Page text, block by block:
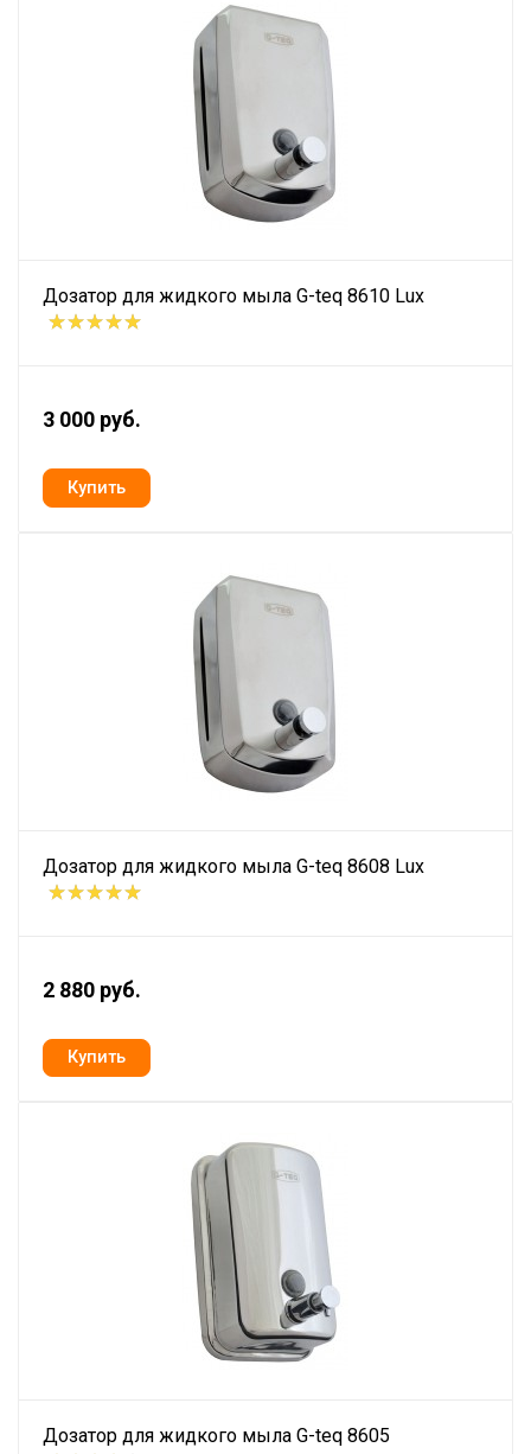
Дозатор для жидкого мыла G-teq 8610 Lux
3 000 руб.
Дозатор для жидкого мыла G-teq 8608 Lux
2 880 руб.
Дозатор для жидкого мыла G-teq 8605